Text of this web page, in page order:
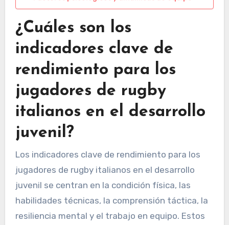
¿Cuáles son los
indicadores clave de
rendimiento para los
jugadores de rugby
italianos en el desarrollo
juvenil?
Los indicadores clave de rendimiento para los
jugadores de rugby italianos en el desarrollo
juvenil se centran en la condición física, las
habilidades técnicas, la comprensión táctica, la
resiliencia mental y el trabajo en equipo. Estos